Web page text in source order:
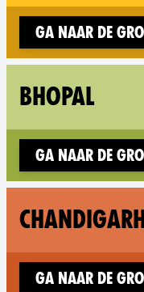
Ga naar de
BHOPAL
Ga naar de
Ga naar de